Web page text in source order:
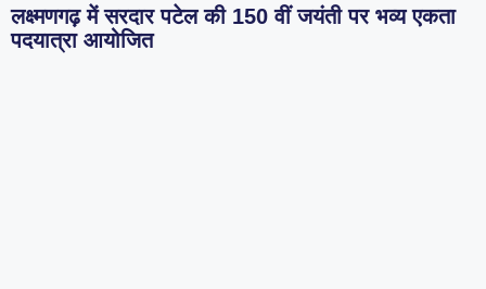
लक्ष्मणगढ़ में सरदार पटेल की 150 वीं जयंती पर भव्य एकता
पदयात्रा आयोजित